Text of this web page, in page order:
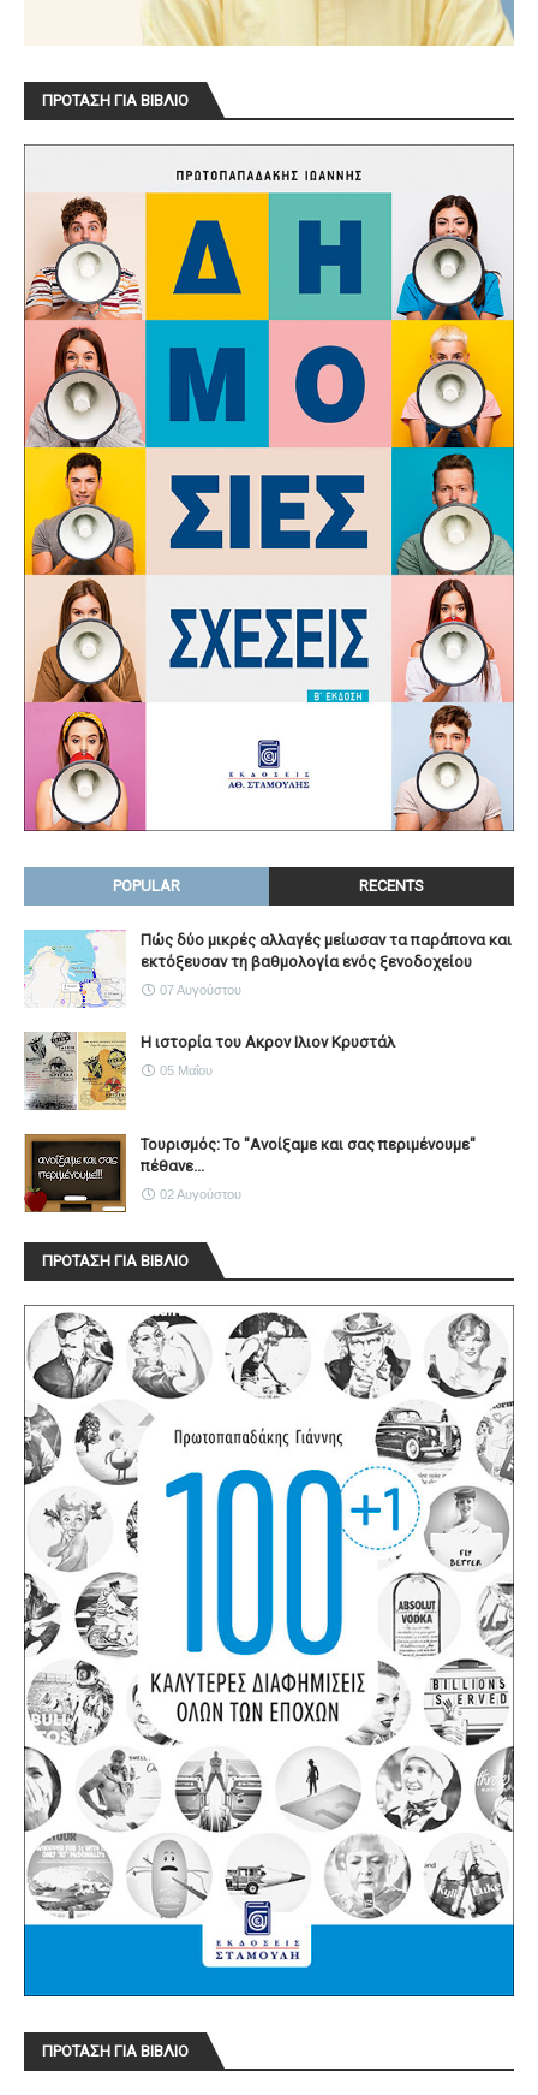
ΠΡΟΤΑΣΗ ΓΙΑ ΒΙΒΛΙΟ
POPULAR RECENTS
Πώς δύο μικρές αλλαγές μείωσαν τα παράπονα και
εκτόξευσαν τη βαθμολογία ενός ξενοδοχείου
07 Αυγούστου
Η ιστορία του Ακρον Ιλιον Κρυστάλ
05 Μαΐου
Τουρισμός: Το "Ανοίξαμε και σας περιμένουμε"
πέθανε...
02 Αυγούστου
ΠΡΟΤΑΣΗ ΓΙΑ ΒΙΒΛΙΟ
ΠΡΟΤΑΣΗ ΓΙΑ ΒΙΒΛΙΟ